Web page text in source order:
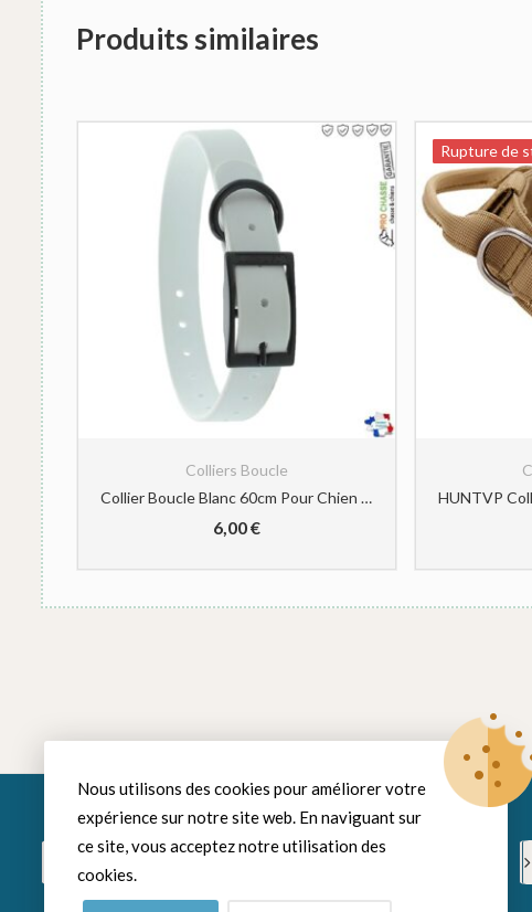
Produits similaires
Colliers Boucle
Collier Boucle Blanc 60cm Pour Chien CTECH CaniHunt
6,00€
Rupture de
Rupture de
Nous utilisons des cookies pour améliorer votre
expérience sur notre site web. En naviguant sur
ce site, vous acceptez notre utilisation des
cookies.